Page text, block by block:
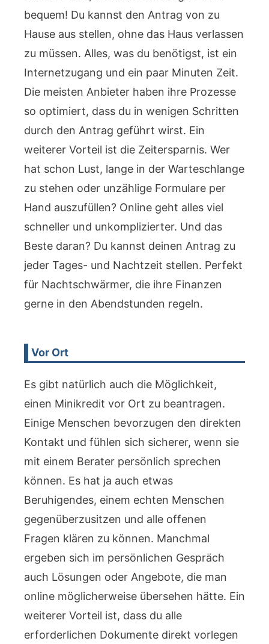
bequem! Du kannst den Antrag von zu
Hause aus stellen, ohne das Haus verlassen
zu müssen. Alles, was du benötigst, ist ein
Internetzugang und ein paar Minuten Zeit.
Die meisten Anbieter haben ihre Prozesse
so optimiert, dass du in wenigen Schritten
durch den Antrag geführt wirst. Ein
weiterer Vorteil ist die Zeitersparnis. Wer
hat schon Lust, lange in der Warteschlange
zu stehen oder unzählige Formulare per
Hand auszufüllen? Online geht alles viel
schneller und unkomplizierter. Und das
Beste daran? Du kannst deinen Antrag zu
jeder Tages- und Nachtzeit stellen. Perfekt
für Nachtschwärmer, die ihre Finanzen
gerne in den Abendstunden regeln.
Vor Ort
Es gibt natürlich auch die Möglichkeit,
einen Minikredit vor Ort zu beantragen.
Einige Menschen bevorzugen den direkten
Kontakt und fühlen sich sicherer, wenn sie
mit einem Berater persönlich sprechen
können. Es hat ja auch etwas
Beruhigendes, einem echten Menschen
gegenüberzusitzen und alle offenen
Fragen klären zu können. Manchmal
ergeben sich im persönlichen Gespräch
auch Lösungen oder Angebote, die man
online möglicherweise übersehen hätte. Ein
weiterer Vorteil ist, dass du alle
erforderlichen Dokumente direkt vorlegen